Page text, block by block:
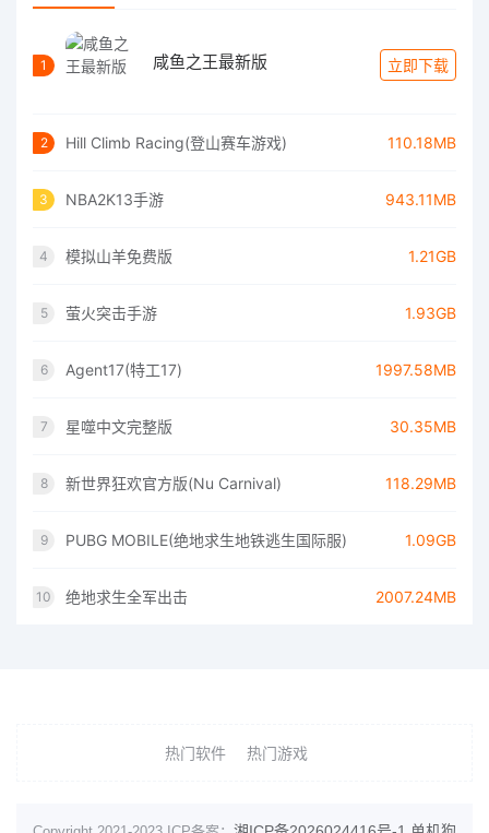
1 咸鱼之王最新版 立即下载
2 Hill Climb Racing(登山赛车游戏) 110.18MB
3 NBA2K13手游 943.11MB
4 模拟山羊免费版 1.21GB
5 萤火突击手游 1.93GB
6 Agent17(特工17) 1997.58MB
7 星噬中文完整版 30.35MB
8 新世界狂欢官方版(Nu Carnival) 118.29MB
9 PUBG MOBILE(绝地求生地铁逃生国际服) 1.09GB
10 绝地求生全军出击 2007.24MB
热门软件 热门游戏